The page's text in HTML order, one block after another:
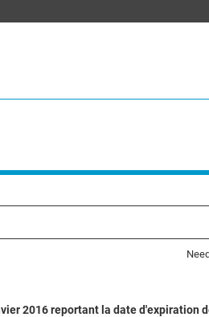
2016 reportant la date d'expiration